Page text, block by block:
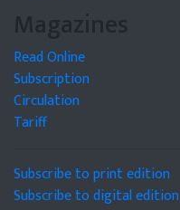
Magazines
Read Online
Subscription
Circulation
Tariff
Subscribe to print edition
Subscribe to digital edition